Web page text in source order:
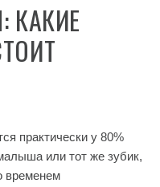
КАКИЕ
практически у 80%
или тот же зубик,
временем